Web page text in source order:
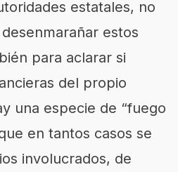
estatales, no
estos
para aclarar si
del propio
una especie de “fuego
en tantos casos se
involucrados, de